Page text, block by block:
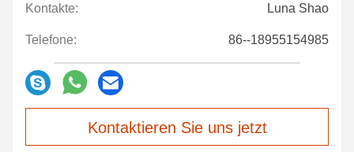
Kontakte: Luna Shao
Telefone: 86--18955154985
Kontaktieren Sie uns jetzt